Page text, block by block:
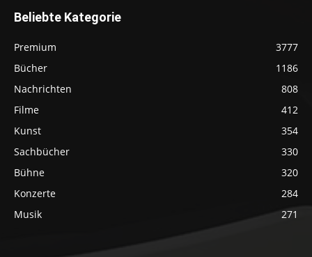
Beliebte Kategorie
Premium
3777
Bücher
1186
Nachrichten
808
Filme
412
Kunst
354
Sachbücher
330
Bühne
320
Konzerte
284
Musik
271